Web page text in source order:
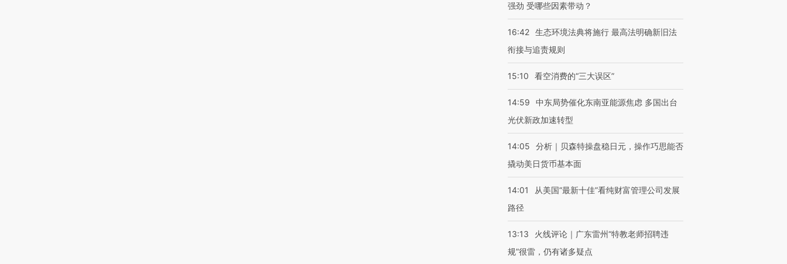
强劲 受哪些因素带动？
16:42 生态环境法典将施行 最高法明确新旧法
衔接与追责规则
15:10 看空消费的“三大误区”
14:59
中东局势催化东南亚能源焦虑 多国出台
光伏新政加速转型
14:05
分析｜贝森特操盘稳日元，操作巧思能否
撬动美日货币基本面
14:01
从美国“最新十佳”看纯财富管理公司发展
路径
13:13
火线评论｜广东雷州“特教老师招聘违
规”很雷，仍有诸多疑点